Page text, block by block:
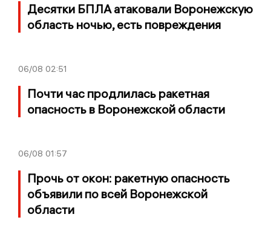
Десятки БПЛА атаковали Воронежскую
область ночью, есть повреждения
06/08 02:51
Почти час продлилась ракетная
опасность в Воронежской области
06/08 01:57
Прочь от окон: ракетную опасность
объявили по всей Воронежской
области